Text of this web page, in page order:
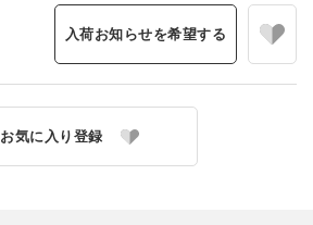
入荷お知らせを希望する
お気に入り登録